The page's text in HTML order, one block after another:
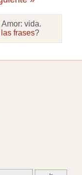
vida.
frases?